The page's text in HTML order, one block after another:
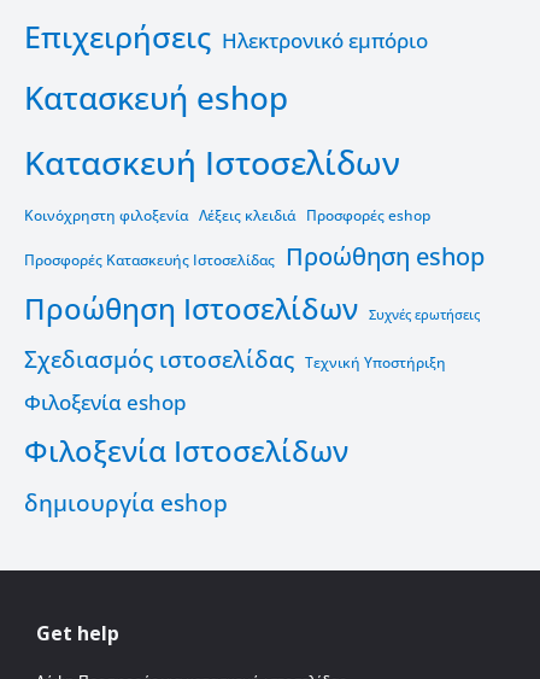
Επιχειρήσεις Ηλεκτρονικό εμπόριο
Κατασκευή eshop
Κατασκευή Ιστοσελίδων
Κοινόχρηστη φιλοξενία Λέξεις κλειδιά Προσφορές eshop
Προσφορές Κατασκευής Ιστοσελίδας Προώθηση eshop
Προώθηση Ιστοσελίδων Συχνές ερωτήσεις
Σχεδιασμός ιστοσελίδας Τεχνική Υποστήριξη
Φιλοξενία eshop
Φιλοξενία Ιστοσελίδων
δημιουργία eshop
Get help